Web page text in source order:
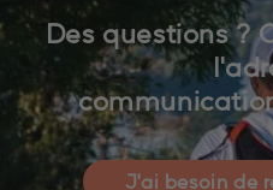
Des questions ?
J'ai besoin de